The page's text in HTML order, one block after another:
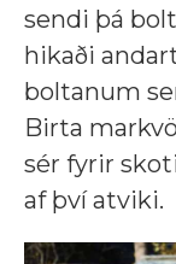
sendi þá
hikaði
boltanum
Birta
sér fyrir
af því atviki.